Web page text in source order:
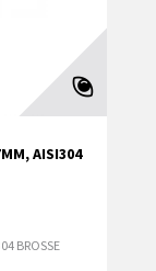
AISI304
BROSSE